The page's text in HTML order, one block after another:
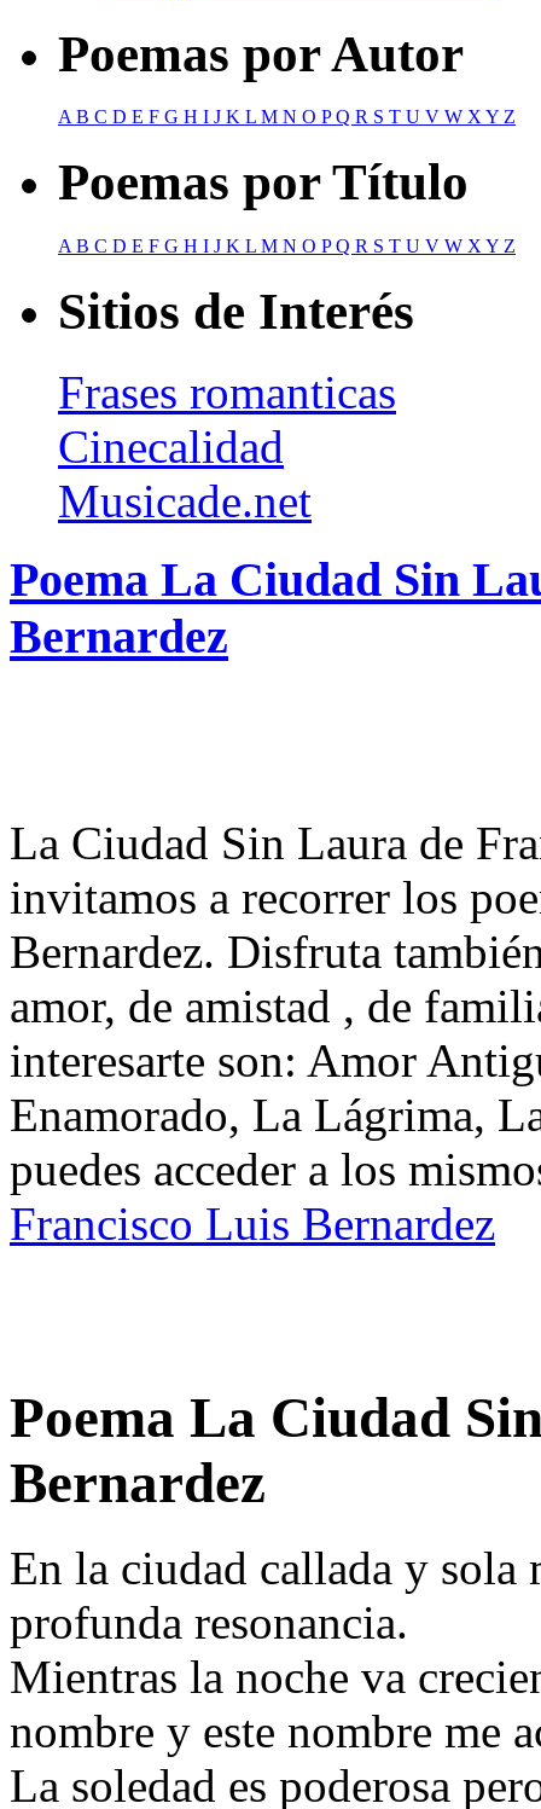
Poemas por Autor
AB C D E F G H I J K L M N O PQ R S T U V W XY Z
Poemas por Título
A B C D E F G H I J K L M N O PQ R S T U V W X Y Z
Sitios de Interés
Frases romanticas
Cinecalidad
Musicade.net
Poema La Ciudad Sin
Bernardez
La Ciudad Sin Laura de
invitamos a recorrer los
Bernardez. Disfruta
amor, de amistad , de
interesarte son: Amor
Enamorado, La Lágrima,
puedes acceder a los
Francisco Luis Bernardez
Poema La Ciudad
Bernardez
En la ciudad callada y sola
profunda resonancia.
Mientras la noche va
nombre y este nombre me
La soledad es poderosa